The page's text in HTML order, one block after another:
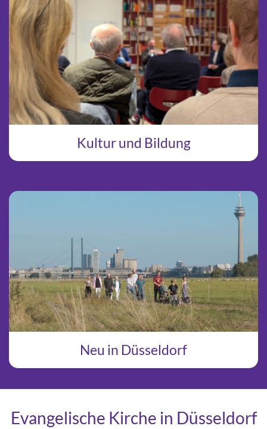
Kultur und Bildung
Neu in Düsseldorf
Evangelische Kirche in Düsseldorf